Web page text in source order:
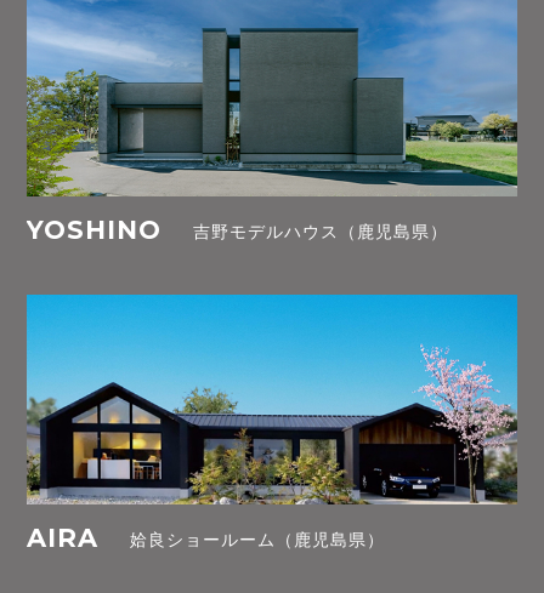
YOSHINO 吉野モデルハウス（鹿児島県）
AIRA 姶良ショールーム（鹿児島県）